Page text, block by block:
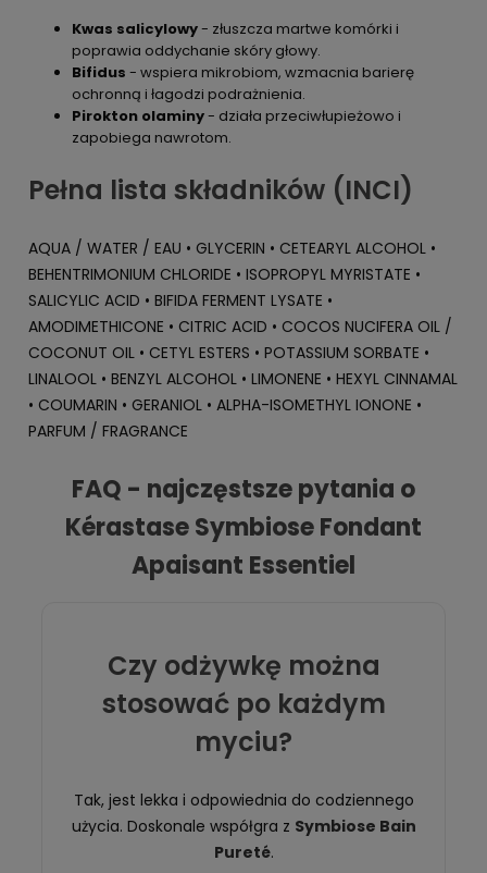
Kwas salicylowy- złuszcza martwe komórki i
poprawia oddychanie skóry głowy.
Bifidus - wspiera mikrobiom, wzmacnia barierę
ochronną i łagodzi podrażnienia.
Pirokton olaminy- działa przeciwłupieżowo i
zapobiega nawrotom.
Pełna lista składników (INCI)
AQUA / WATER / EAU • GLYCERIN • CETEARYL ALCOHOL •
BEHENTRIMONIUM CHLORIDE • ISOPROPYL MYRISTATE •
SALICYLIC ACID • BIFIDA FERMENT LYSATE •
AMODIMETHICONE • CITRIC ACID • COCOS NUCIFERA OIL /
COCONUT OIL • CETYL ESTERS • POTASSIUM SORBATE •
LINALOOL • BENZYL ALCOHOL • LIMONENE • HEXYL CINNAMAL
• COUMARIN • GERANIOL • ALPHA-ISOMETHYL IONONE •
PARFUM / FRAGRANCE
FAQ - najczęstsze pytania o
Kérastase Symbiose Fondant
Apaisant Essentiel
Czy odżywkę można
stosować po każdym
myciu?
Tak, jest lekka i odpowiednia do codziennego
użycia. Doskonale współgra z Symbiose Bain
Pureté.